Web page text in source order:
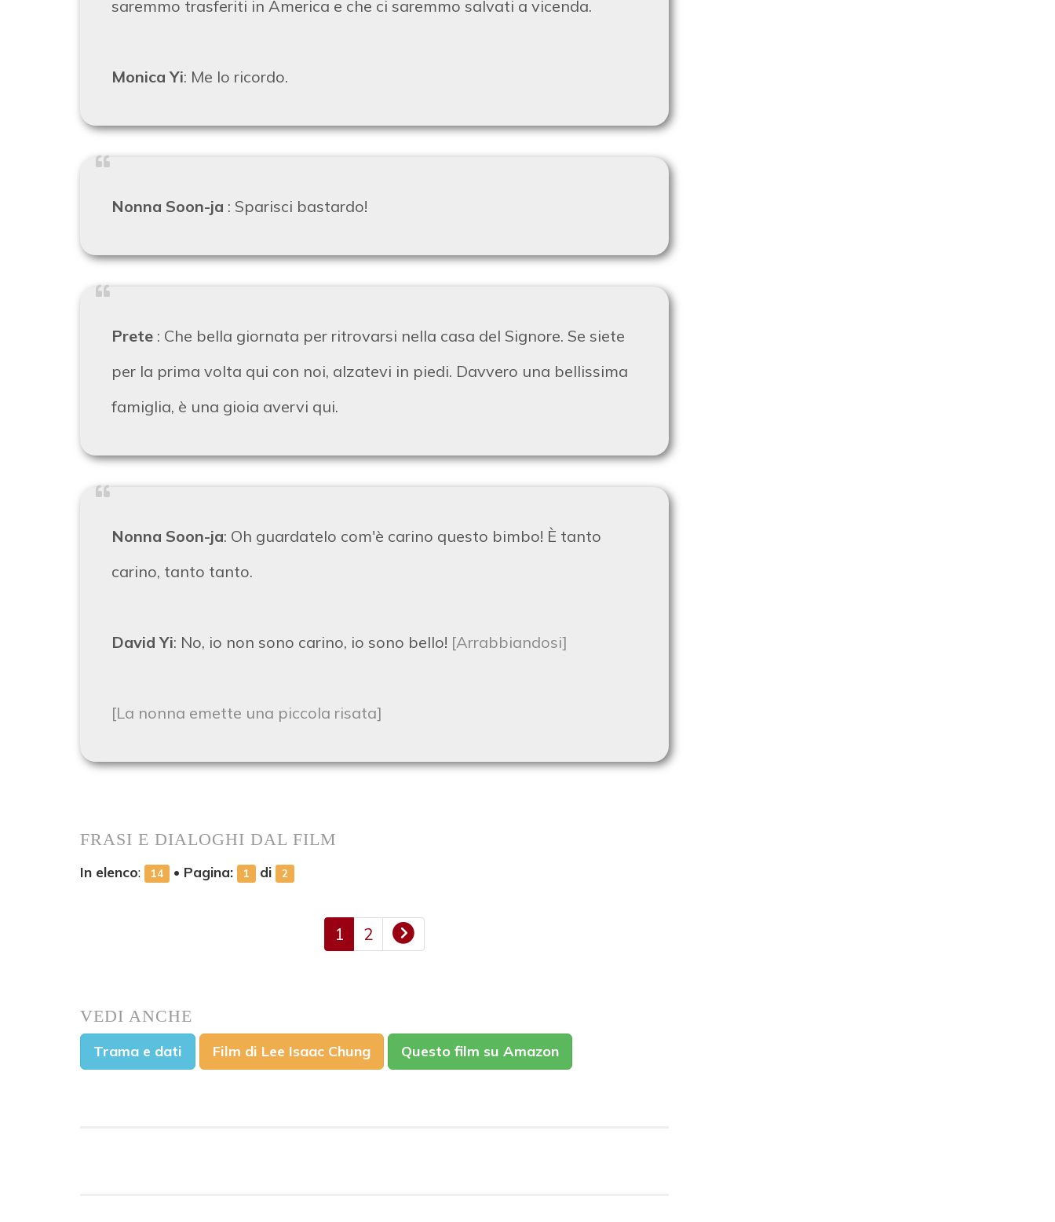
saremmo trasferiti in America e che ci saremmo salvati a vicenda.
Monica Yi: Me lo ricordo.
Nonna Soon-ja : Sparisci bastardo!
Prete : Che bella giornata per ritrovarsi nella casa del Signore. Se siete
per la prima volta qui con noi, alzatevi in piedi. Davvero una bellissima
famiglia, è una gioia avervi qui.
Nonna Soon-ja: Oh guardatelo com'è carino questo bimbo! È tanto
carino, tanto tanto.
David Yi: No, io non sono carino, io sono bello! [Arrabbiandosi]
[La nonna emette una piccola risata]
FRASI E DIALOGHI DAL FILM
In elenco: 14 • Pagina: 1 di 2
1 2
VEDI ANCHE
Trama e dati Film di Lee Isaac Chung Questo film su Amazon